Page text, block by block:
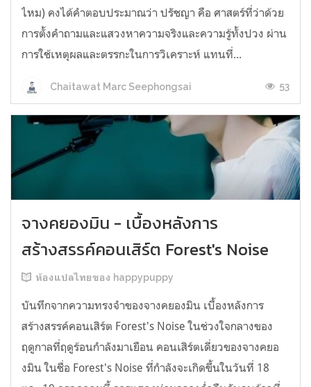
ไหม) คงได้คำตอบประมาณว่า ปรัชญา คือ ศาสตร์ที่ว่าด้วย
การตั้งคำถามและแสวงหาความจริงและความรู้ทั้งปวง ผ่าน
การใช้เหตุผลและตรรกะในการวิเคราะห์ แทนที่...
Chaitawat Marc Seephongsai 53
จางคยองมิน - เบื้องหลังการ
สร้างสรรค์คอนเสิร์ต Forest's Noise
ห้องแปลไทยของ happypuppy
บันทึกจากความทรงจำของจางคยองมิน เบื้องหลังการ
สร้างสรรค์คอนเสิร์ต Forest's Noise ในช่วงใจกลางของ
ฤดูกาลที่ฤดูร้อนกำลังมาเยือน คอนเสิร์ตเดี่ยวของจางคยอ
งมิน ในชื่อ Forest's Noise ที่กำลังจะเกิดขึ้นในวันที่ 18